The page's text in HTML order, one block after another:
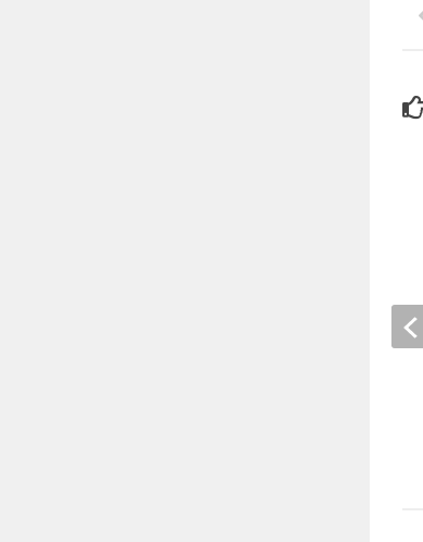
The Pink Floyd &